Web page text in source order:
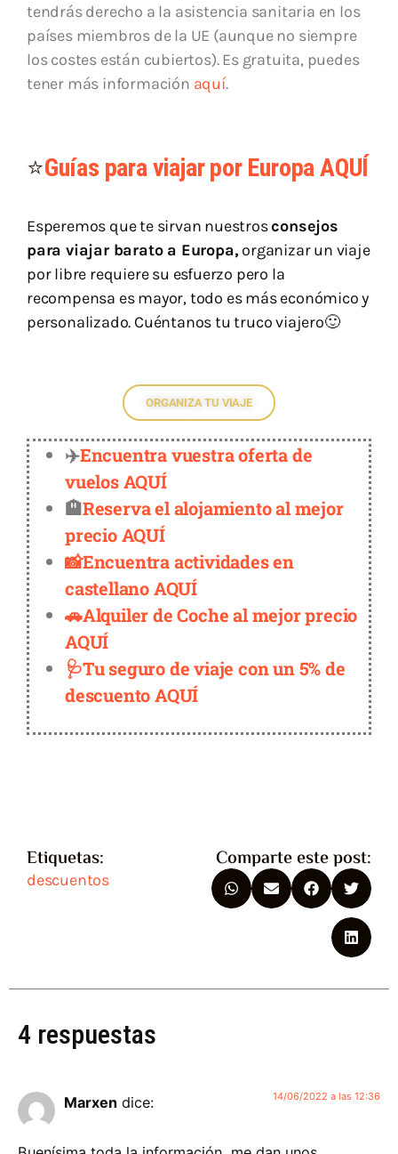
tendrás derecho a la asistencia sanitaria en los
países miembros de la UE (aunque no siempre
los costes están cubiertos). Es gratuita, puedes
tener más información aquí.
⭐Guías para viajar por Europa AQUÍ
Esperemos que te sirvan nuestrosconsejos
para viajar barato a Europa, organizar un viaje
por libre requiere su esfuerzo pero la
recompensa es mayor, todo es más económico y
personalizado. Cuéntanos tu truco viajero🙂
ORGANIZA TU VIAJE
✈️Encuentra vuestra oferta de
vuelos AQUÍ
🏨Reserva el alojamiento al mejor
precio AQUÍ
📸Encuentra actividades en
castellano AQUÍ
🚗Alquiler de Coche al mejor precio
AQUÍ
🩺Tu seguro de viaje con un 5% de
descuento AQUÍ
Etiquetas:
descuentos
Comparte este post:
4 respuestas
Marxen dice: 14/06/2022 a las 12:36